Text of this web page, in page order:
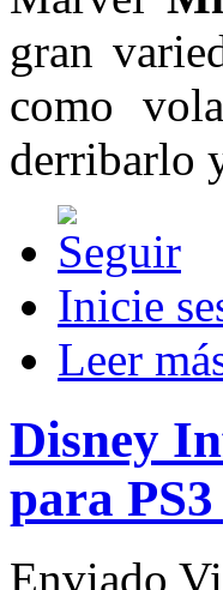
gran
como
derribarlo
Inicie
Leer
Disney
para
Enviado